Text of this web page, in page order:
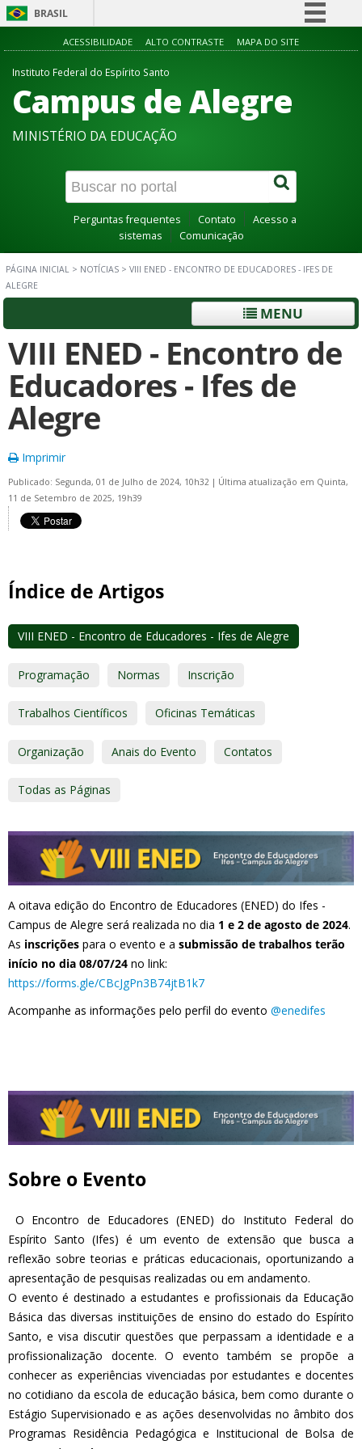
BRASIL
Simplifique!
Acesso à informação
Canais
ACESSIBILIDADE ALTO CONTRASTE MAPA DO SITE
Instituto Federal do Espírito Santo
Campus de Alegre
MINISTÉRIO DA EDUCAÇÃO
Perguntas frequentes Contato
Acesso a
sistemas
Comunicação
PÁGINA INICIAL > NOTÍCIAS > VIII ENED - ENCONTRO DE EDUCADORES - IFES DE
ALEGRE
MENU
VIII ENED - Encontro de
Educadores - Ifes de
Alegre
Imprimir
Publicado: Segunda, 01 de Julho de 2024, 10h32 | Última atualização em Quinta,
11 de Setembro de 2025, 19h39
Índice de Artigos
VIII ENED - Encontro de Educadores - Ifes de Alegre
Programação Normas Inscrição
Trabalhos Científicos Oficinas Temáticas
Organização Anais do Evento Contatos
Todas as Páginas
A oitava edição do Encontro de Educadores (ENED) do Ifes -
Campus de Alegre será realizada no dia 1 e 2 de agosto de 2024.
As inscrições para o evento e a submissão de trabalhos terão
início no dia 08/07/24 no link:
https://forms.gle/CBcJgPn3B74jtB1k7
Acompanhe as informações pelo perfil do evento @enedifes
Sobre o Evento
O Encontro de Educadores (ENED) do Instituto Federal do
Espírito Santo (Ifes) é um evento de extensão que busca a
reflexão sobre teorias e práticas educacionais, oportunizando a
apresentação de pesquisas realizadas ou em andamento.
O evento é destinado a estudantes e profissionais da Educação
Básica das diversas instituições de ensino do estado do Espírito
Santo, e visa discutir questões que perpassam a identidade e a
profissionalização docente. O evento também se propõe a
conhecer as experiências vivenciadas por estudantes e docentes
no cotidiano da escola de educação básica, bem como durante o
Estágio Supervisionado e as ações desenvolvidas no âmbito dos
Programas Residência Pedagógica e Institucional de Bolsa de